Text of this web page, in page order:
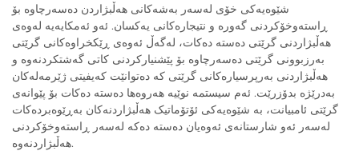
شێوەیەکی خۆی لەسەر بەشەکانی هەڵبژاردن دەسەرچاوە بۆ
ڕاستەوخۆکردنی گەورە و نتیجارەکانی یەکسان. ئەو ئەمکایەیە لەوەی
هەڵبژاردنی گرێتی دەستە دەکات، لەگەڵ ئەوەی ڕێکخراوەکانی گرێتی
بەرزبوونی گرێتی دەسەرچاوە بۆ پێشنیارکردنی کاتی گەشتکردنەوە و
هەڵبژاردنی بەرپرسیارەکانی گرێتی کە دەتوانێت کەیفیتی ژێرمەلەکان
بەدرێژە بدۆزرێت. ئەم سیستمە نوێیە هەروەها دەستە دەکات بۆ پێوانەی
گرێتی ئامبیانت، بە شێوەیەکی ئۆتۆماتیک هەڵبژاردنەکان بەڕێوەبردەکات
لەسەر ئەو شارستانەی ئەوەیان دەستە دەکە لەسەر ڕاستەوخۆکردنی
هەڵبژاردنەوە.